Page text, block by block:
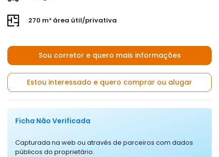
270 m² área útil/privativa
Sou corretor e quero mais informações
Estou interessado e quero comprar ou alugar
Ficha Não Verificada
Capturada na web ou através de parceiros com dados
públicos do proprietário.